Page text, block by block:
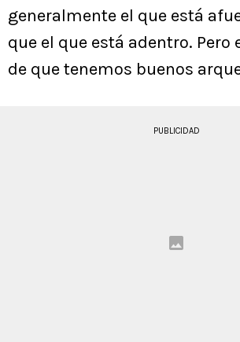
generalmente el que está
que el que está adentro. Pero
de que tenemos buenos
PUBLICIDAD